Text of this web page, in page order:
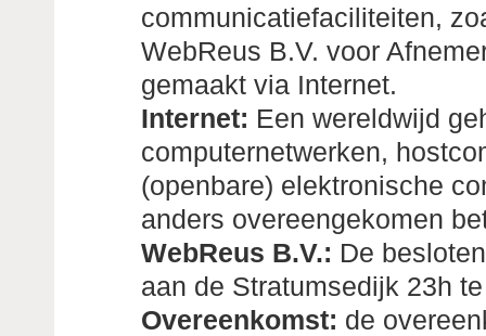
communicatiefaciliteiten,
WebReus B.V. voor
gemaakt via Internet.
Internet: Een wereldwijd
computernetwerken,
(openbare) elektronische
anders overeengekomen
WebReus B.V.: De
aan de Stratumsedijk 23h
Overeenkomst: de